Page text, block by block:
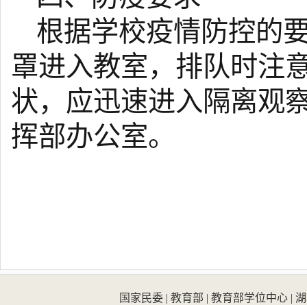
根据学校疫情防控的
罩进入教室，排队时注
状，应迅速进入隔离观
挥部办公室。
国家民委 | 教育部 | 教育部学位中心 |